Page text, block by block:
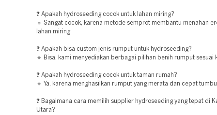
❓ Apakah hydroseeding cocok untuk lahan miring?
🔹 Sangat cocok, karena metode semprot membantu menahan
lahan miring.
❓ Apakah bisa custom jenis rumput untuk hydroseeding?
🔹 Bisa, kami menyediakan berbagai pilihan benih rumput sesuai
❓ Apakah hydroseeding cocok untuk taman rumah?
🔹 Ya, karena menghasilkan rumput yang merata dan cepat
❓ Bagaimana cara memilih supplier hydroseeding yang tepat di
Utara?